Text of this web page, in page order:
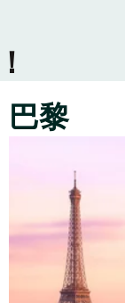
巴黎